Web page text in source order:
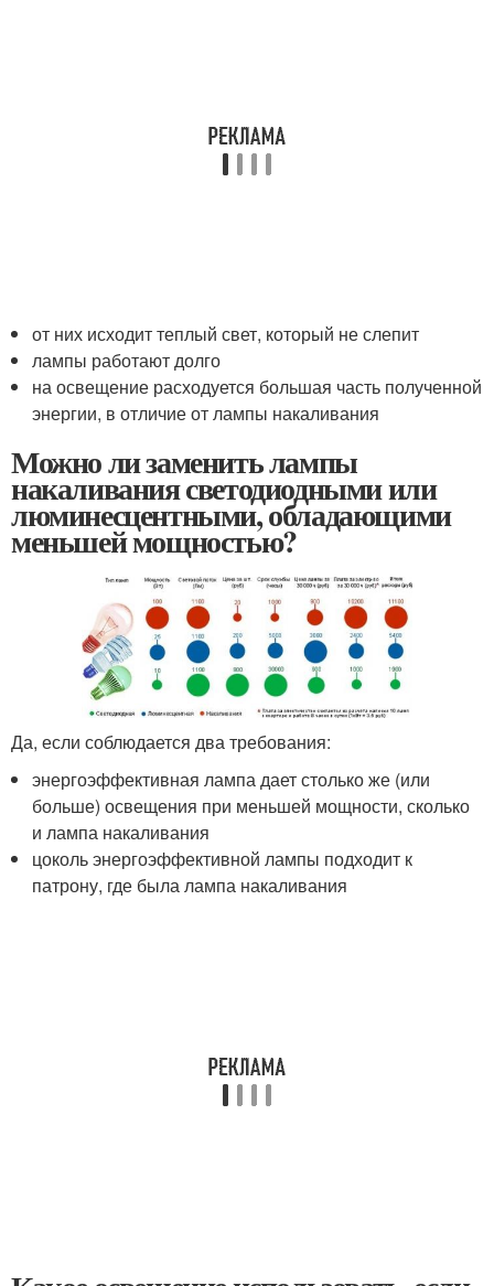
от них исходит теплый свет, который не слепит
лампы работают долго
на освещение расходуется большая часть полученной
энергии, в отличие от лампы накаливания
Можно ли заменить лампы
накаливания светодиодными или
люминесцентными, обладающими
меньшей мощностью?
Да, если соблюдается два требования:
энергоэффективная лампа дает столько же (или
больше) освещения при меньшей мощности, сколько
и лампа накаливания
цоколь энергоэффективной лампы подходит к
патрону, где была лампа накаливания